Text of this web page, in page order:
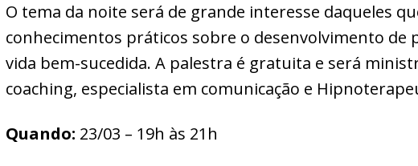
O tema da noite será de grande interesse daqueles
conhecimentos práticos sobre o desenvolvimento de
vida bem-sucedida. A palestra é gratuita e será
coaching, especialista em comunicação e
Quando: 23/03 – 19h às 21h